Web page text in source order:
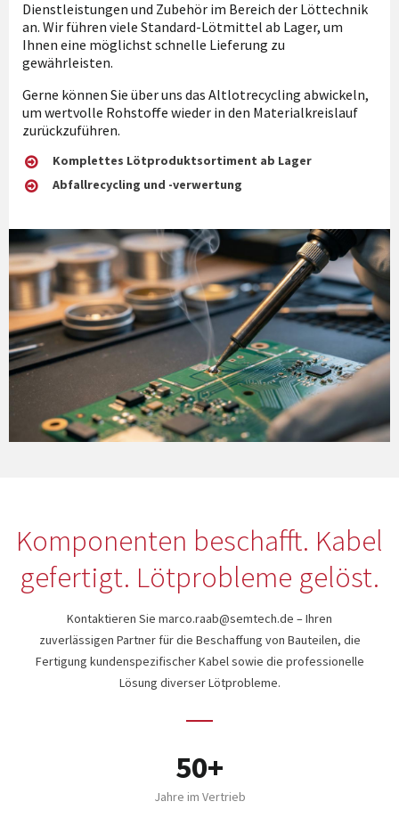
Dienstleistungen und Zubehör im Bereich der Löttechnik
an. Wir führen viele Standard-Lötmittel ab Lager, um
Ihnen eine möglichst schnelle Lieferung zu
gewährleisten.
Gerne können Sie über uns das Altlotrecycling abwickeln,
um wertvolle Rohstoffe wieder in den Materialkreislauf
zurückzuführen.
Komplettes Lötproduktsortiment ab Lager
Abfallrecycling und -verwertung
Komponenten beschafft. Kabel
gefertigt. Lötprobleme gelöst.
Kontaktieren Sie marco.raab@semtech.de – Ihren
zuverlässigen Partner für die Beschaffung von Bauteilen, die
Fertigung kundenspezifischer Kabel sowie die professionelle
Lösung diverser Lötprobleme.
50+
Jahre im Vertrieb